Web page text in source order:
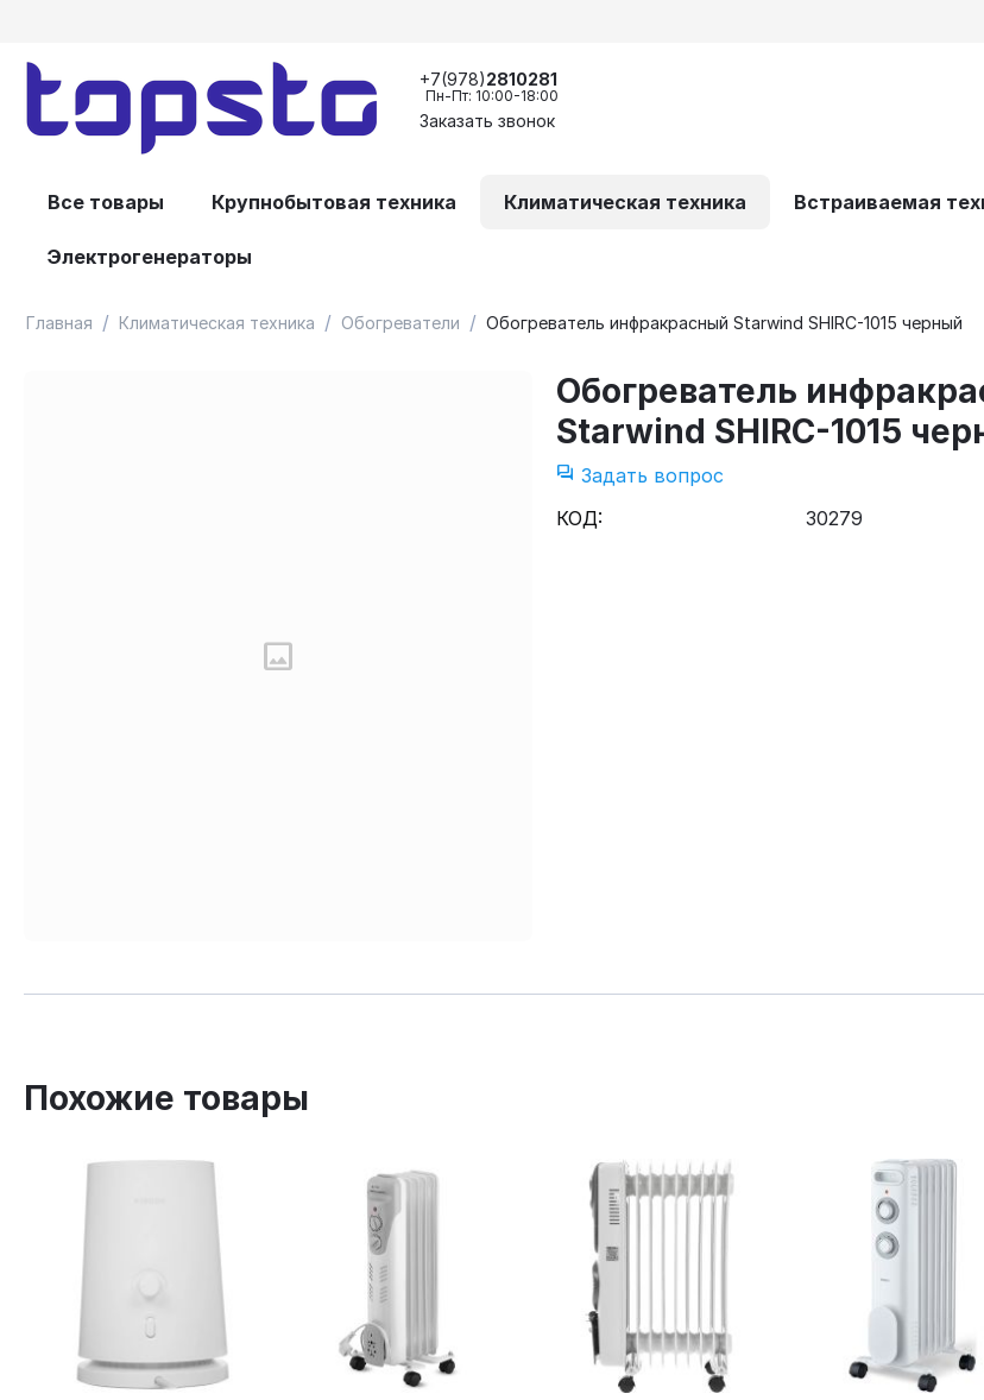
+7(978)2810281
Пн-Пт: 10:00-18:00
Заказать звонок
Все товары Крупнобытовая техника Климатическая техника Встраиваемая
Электрогенераторы
Главная / Климатическая техника / Обогреватели / Обогреватель инфракрасный Starwind SHIRC-1015 черный
Обогреватель
Starwind SHIRC-1015
Задать вопрос
КОД:
30279
Похожие товары